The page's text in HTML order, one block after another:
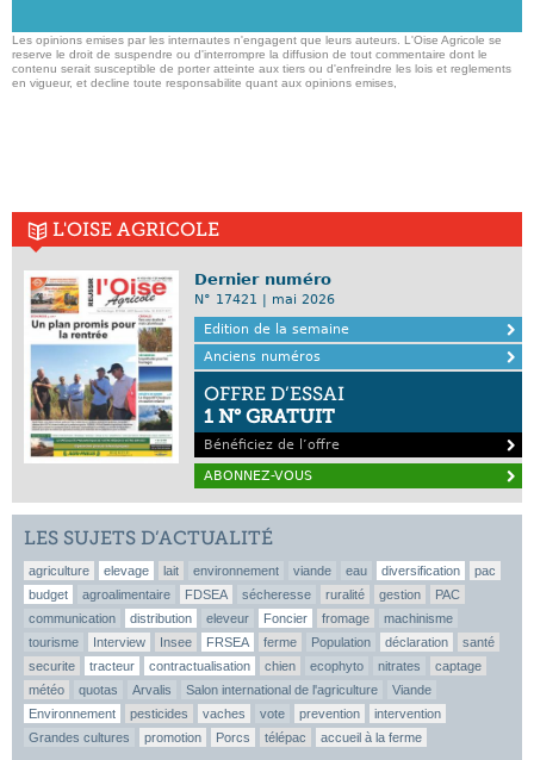
Les opinions emises par les internautes n'engagent que leurs auteurs. L'Oise Agricole se
reserve le droit de suspendre ou d'interrompre la diffusion de tout commentaire dont le
contenu serait susceptible de porter atteinte aux tiers ou d'enfreindre les lois et reglements
en vigueur, et decline toute responsabilite quant aux opinions emises,
L'OISE AGRICOLE
Dernier numéro
N° 17421 | mai 2026
Edition de la semaine
Anciens numéros
OFFRE D’ESSAI
1 N° GRATUIT
Bénéficiez de l’offre
ABONNEZ-VOUS
LES SUJETS D’ACTUALITÉ
agriculture elevage lait environnement viande eau diversification
pac
budget
agroalimentaire FDSEA sécheresse ruralité gestion
PAC
communication
distribution eleveur Foncier fromage
machinisme
tourisme
Interview Insee FRSEA ferme Population déclaration
santé
securite
tracteur contractualisation chien ecophyto nitrates
captage
météo
quotas Arvalis Salon international de l'agriculture
Viande
Environnement
pesticides vaches vote prevention
intervention
Grandes cultures
promotion Porcs télépac accueil à la ferme